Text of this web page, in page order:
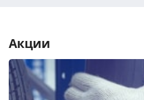
Акции